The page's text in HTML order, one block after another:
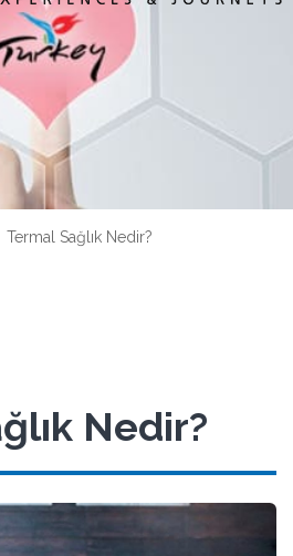
Termal Sağlık Nedir?
Nedir?